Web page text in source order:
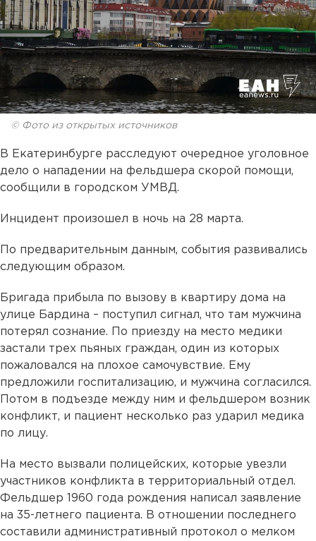
© Фото из открытых источников
В Екатеринбурге расследуют очередное уголовное
дело о нападении на фельдшера скорой помощи,
сообщили в городском УМВД.
Инцидент произошел в ночь на 28 марта.
По предварительным данным, события развивались
следующим образом.
Бригада прибыла по вызову в квартиру дома на
улице Бардина – поступил сигнал, что там мужчина
потерял сознание. По приезду на место медики
застали трех пьяных граждан, один из которых
пожаловался на плохое самочувствие. Ему
предложили госпитализацию, и мужчина согласился.
Потом в подъезде между ним и фельдшером возник
конфликт, и пациент несколько раз ударил медика
по лицу.
На место вызвали полицейских, которые увезли
участников конфликта в территориальный отдел.
Фельдшер 1960 года рождения написал заявление
на 35-летнего пациента. В отношении последнего
составили административный протокол о мелком